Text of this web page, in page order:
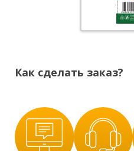
Как сделать заказ?